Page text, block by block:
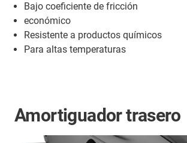
Bajo coeficiente de fricción
económico
Resistente a productos químicos
Para altas temperaturas
Amortiguador trasero